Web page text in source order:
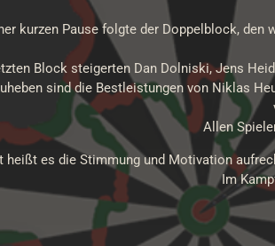
kurzen Pause folgte der Doppelblock, den
Block steigerten Dan Dolniski, Jens
sind die Bestleistungen von Niklas
Allen
heißt es die Stimmung und Motivation
Im